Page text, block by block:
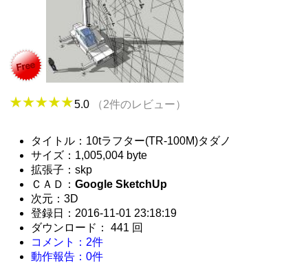
5.0 （2件のレビュー）
タイトル：10tラフター(TR-100M)タダノ
サイズ：1,005,004 byte
拡張子：skp
ＣＡＤ：Google SketchUp
次元：3D
登録日：2016-11-01 23:18:19
ダウンロード： 441 回
コメント：2件
動作報告：0件